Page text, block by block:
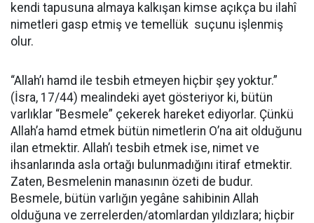
kendi tapusuna almaya kalkışan kimse açıkça bu ilahî
nimetleri gasp etmiş ve temellük suçunu işlenmiş
olur.
“Allah’ı hamd ile tesbih etmeyen hiçbir şey yoktur.”
(İsra, 17/44) mealindeki ayet gösteriyor ki, bütün
varlıklar “Besmele” çekerek hareket ediyorlar. Çünkü
Allah’a hamd etmek bütün nimetlerin O’na ait olduğunu
ilan etmektir. Allah’ı tesbih etmek ise, nimet ve
ihsanlarında asla ortağı bulunmadığını itiraf etmektir.
Zaten, Besmelenin manasının özeti de budur.
Besmele, bütün varlığın yegâne sahibinin Allah
olduğuna ve zerrelerden/atomlardan yıldızlara; hiçbir